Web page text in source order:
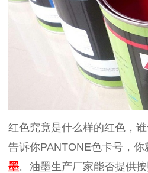
红色究竟是什么样的红色，
告诉你PANTONE色卡号，
墨。油墨生产厂家能否提供